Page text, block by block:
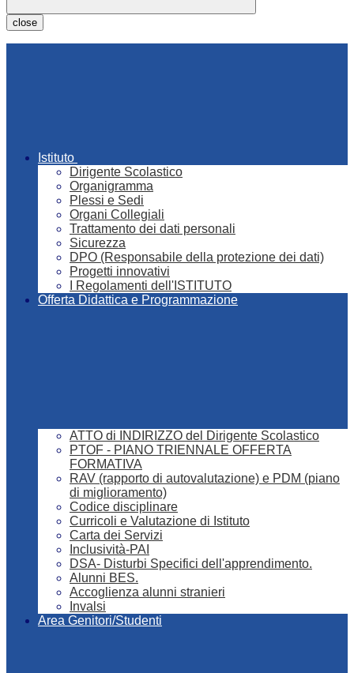
close
Istituto
Dirigente Scolastico
Organigramma
Plessi e Sedi
Organi Collegiali
Trattamento dei dati personali
Sicurezza
DPO (Responsabile della protezione dei dati)
Progetti innovativi
I Regolamenti dell'ISTITUTO
Offerta Didattica e Programmazione
ATTO di INDIRIZZO del Dirigente Scolastico
PTOF - PIANO TRIENNALE OFFERTA
FORMATIVA
RAV (rapporto di autovalutazione) e PDM (piano
di miglioramento)
Codice disciplinare
Curricoli e Valutazione di Istituto
Carta dei Servizi
Inclusività-PAI
DSA- Disturbi Specifici dell'apprendimento.
Alunni BES.
Accoglienza alunni stranieri
Invalsi
Area Genitori/Studenti